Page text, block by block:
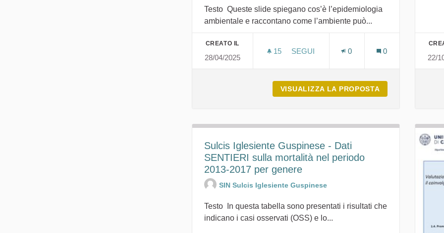
Testo Queste slide spiegano cos’è l’epidemiologia
ambientale e raccontano come l’ambiente può...
CREATO IL
28/04/2025
15 15 SOSTENITORI
SEGUI
SALUTE E AMBIENTE | FORMAZIONE IIS
0 0
VISUALIZZA LA PROPOSTA SALUTE E
22/
Sulcis Iglesiente Guspinese - Dati
SENTIERI sulla mortalità nel periodo
2013-2017 per genere
SIN Sulcis Iglesiente Guspinese
Testo In questa tabella sono presentati i risultati che
indicano i casi osservati (OSS) e lo...